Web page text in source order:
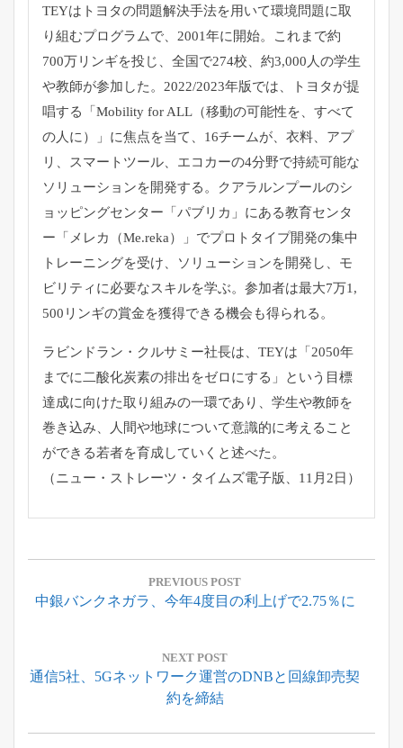
TEYはトヨタの問題解決手法を用いて環境問題に取
り組むプログラムで、2001年に開始。これまで約
700万リンギを投じ、 全国で274校、約3,000人の学生
や教師が参加した。 2022/2023年版では、トヨタが提
唱する「 Mobility for ALL（移動の可能性を、すべて
の人に）」に焦点を当て、 16チームが、衣料、アプ
リ、スマートツール、 エコカーの4分野で持続可能な
ソリューションを開発する。
クアラルンプールのシ
ョッピングセンター「パブリカ」 にある教育センタ
ー「メレカ（Me.reka）」 でプロトタイプ開発の集中
トレーニングを受け、
ソリューションを開発し、モ
ビリティに必要なスキルを学ぶ。 参加者は最大7万1,
500リンギの賞金を獲得できる機会も得られる。
ラビンドラン・クルサミー社長は、TEYは「 2050年
までに二酸化炭素の排出をゼロにする」
という目標
達成に向けた取り組みの一環であり、 学生や教師を
巻き込み、
人間や地球について意識的に考えること
ができる若者を育成してい くと述べた。
（ニュー・ストレーツ・タイムズ電子版、11月2日）
投
ナ
ー
ョ
PREVIOUS POST
Previous
中銀バンクネガラ、今年4度目の利上げで2.75％に
NEXT POST
Next
通信5社、5Gネットワーク運営のDNBと回線卸売契
約を締結